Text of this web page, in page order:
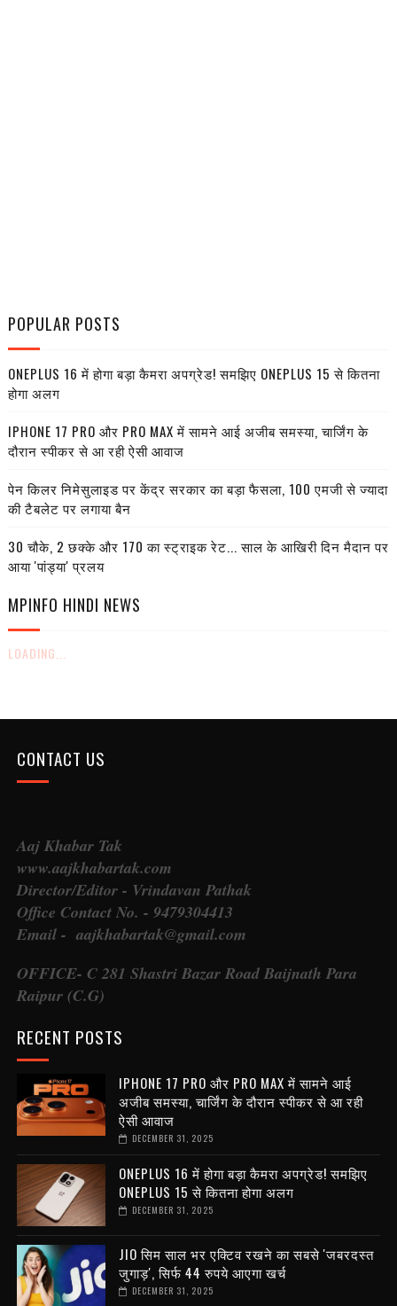
POPULAR POSTS
ONEPLUS 16 में होगा बड़ा कैमरा अपग्रेड! समझिए ONEPLUS 15 से कितना
होगा अलग
IPHONE 17 PRO और PRO MAX में सामने आई अजीब समस्या, चार्जिंग के
दौरान स्पीकर से आ रही ऐसी आवाज
पेन किलर निमेसुलाइड पर केंद्र सरकार का बड़ा फैसला, 100 एमजी से ज्यादा
की टैबलेट पर लगाया बैन
30 चौके, 2 छक्के और 170 का स्ट्राइक रेट... साल के आखिरी दिन मैदान पर
आया 'पांड्या' प्रलय
MPINFO HINDI NEWS
LOADING...
CONTACT US
Aaj Khabar Tak
www.aajkhabartak.com
Director/Editor - Vrindavan Pathak
Office Contact No. - 9479304413
Email - aajkhabartak@gmail.com
OFFICE- C 281 Shastri Bazar Road Baijnath Para
Raipur (C.G)
RECENT POSTS
IPHONE 17 PRO और PRO MAX में सामने आई
अजीब समस्या, चार्जिंग के दौरान स्पीकर से आ रही
ऐसी आवाज
DECEMBER 31, 2025
ONEPLUS 16 में होगा बड़ा कैमरा अपग्रेड! समझिए
ONEPLUS 15 से कितना होगा अलग
DECEMBER 31, 2025
JIO सिम साल भर एक्टिव रखने का सबसे 'जबरदस्त
जुगाड़', सिर्फ 44 रुपये आएगा खर्च
DECEMBER 31, 2025